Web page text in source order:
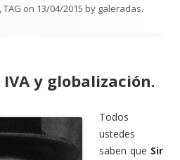
,TAG on 13/04/2015 by galeradas.
y globalización.
Todos
ustedes
saben que Sir